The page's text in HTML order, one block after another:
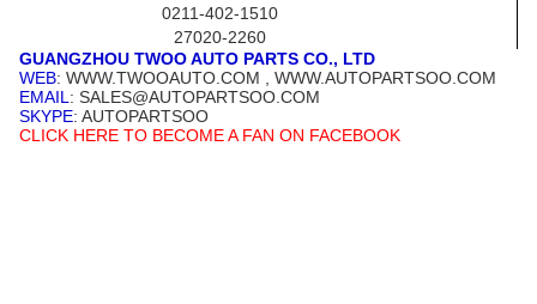
0211-402-1510
27020-2260
GUANGZHOU TWOO AUTO PARTS CO., LTD
WEB: WWW.TWOOAUTO.COM , WWW.AUTOPARTSOO.COM
EMAIL : SALES@AUTOPARTSOO.COM
SKYPE: AUTOPARTSOO
CLICK HERE TO BECOME A FAN ON FACEBOOK